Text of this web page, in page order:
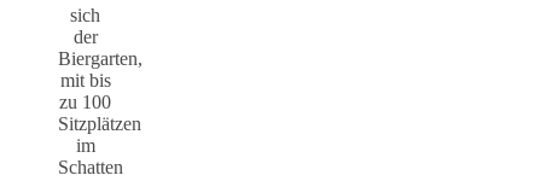
sich
der
Biergarten,
mit bis
zu 100
Sitzplätzen
im
Schatten